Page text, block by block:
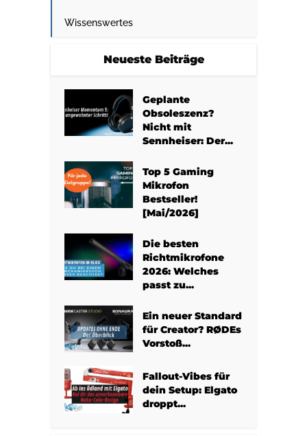
Wissenswertes
Neueste Beiträge
Geplante
Obsoleszenz?
Nicht mit
Sennheiser: Der...
Top 5 Gaming
Mikrofon
Bestseller!
[Mai/2026]
Die besten
Richtmikrofone
2026: Welches
passt zu...
Ein neuer Standard
für Creator? RØDEs
Vorstoß...
Fallout-Vibes für
dein Setup: Elgato
droppt...